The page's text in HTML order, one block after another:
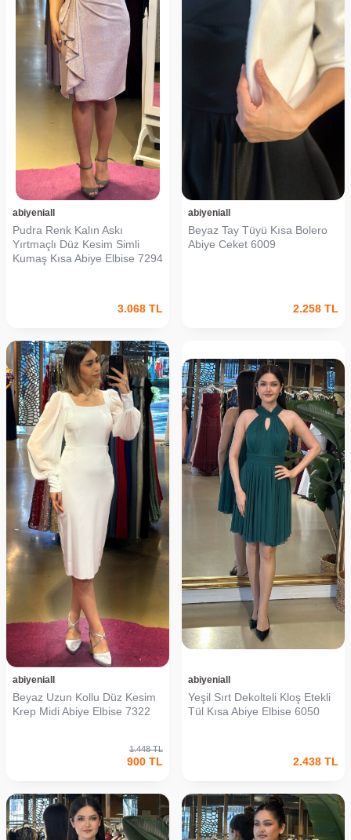
abiyeniall
Pudra Renk Kalın Askı
Yırtmaçlı Düz Kesim Simli
Kumaş Kısa Abiye Elbise 7294
3.068 TL
abiyeniall
Beyaz Tay Tüyü Kısa Bolero
Abiye Ceket 6009
2.258 TL
abiyeniall
Beyaz Uzun Kollu Düz Kesim
Krep Midi Abiye Elbise 7322
1.448TL
900 TL
abiyeniall
Yeşil Sırt Dekolteli Kloş Etekli
Tül Kısa Abiye Elbise 6050
2.438 TL